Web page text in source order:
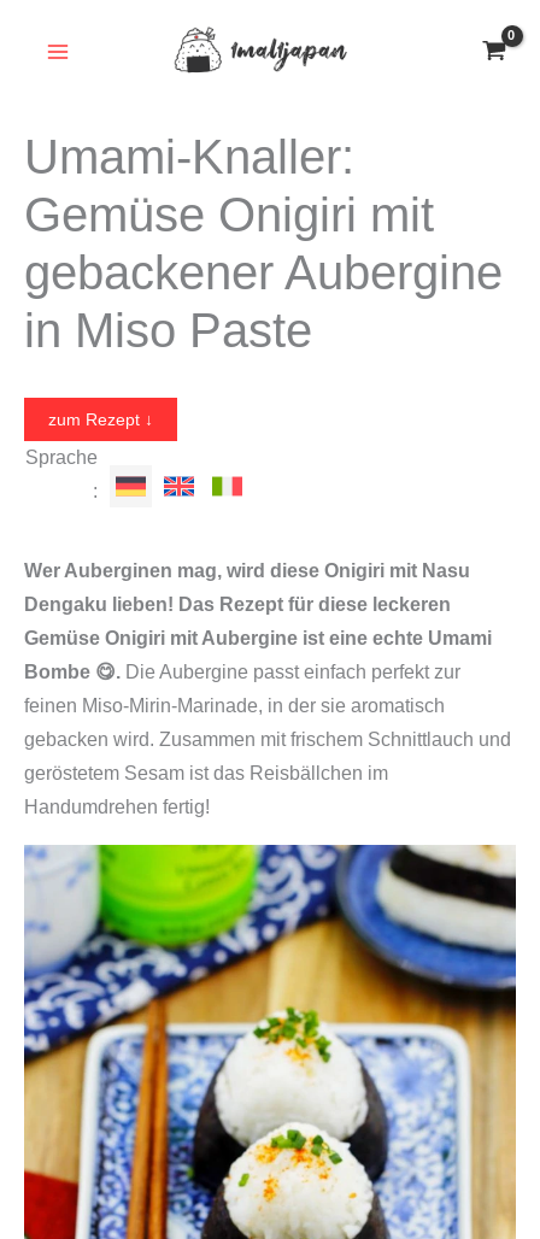
Umami-Knaller:
Gemüse Onigiri mit
gebackener Aubergine
in Miso Paste
zum Rezept ↓
Sprache
:
Wer Auberginen mag, wird diese Onigiri mit Nasu
Dengaku lieben! Das Rezept für diese leckeren
Gemüse Onigiri mit Aubergine ist eine echte Umami
Bombe 😋. Die Aubergine passt einfach perfekt zur
feinen Miso-Mirin-Marinade, in der sie aromatisch
gebacken wird. Zusammen mit frischem Schnittlauch und
geröstetem Sesam ist das Reisbällchen im
Handumdrehen fertig!